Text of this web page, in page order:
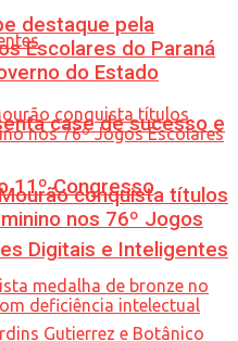
case de sucesso e
11º Congresso
Digitais e Inteligentes
destaque pela
Escolares do Paraná
do Estado
conquista títulos
nos 76º Jogos